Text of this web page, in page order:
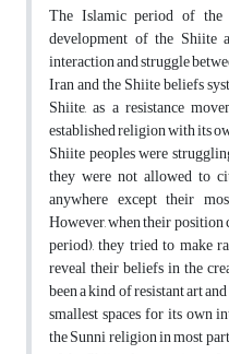
The Islamic period of the
development of the Shiite
interaction and struggle
Iran and the Shiite beliefs
Shiite, as a resistance
established religion with its
Shiite peoples were
they were not allowed to
anywhere except their
However, when their
period), they tried to make
reveal their beliefs in the
been a kind of resistant art
smallest spaces for its own
the Sunni religion in most